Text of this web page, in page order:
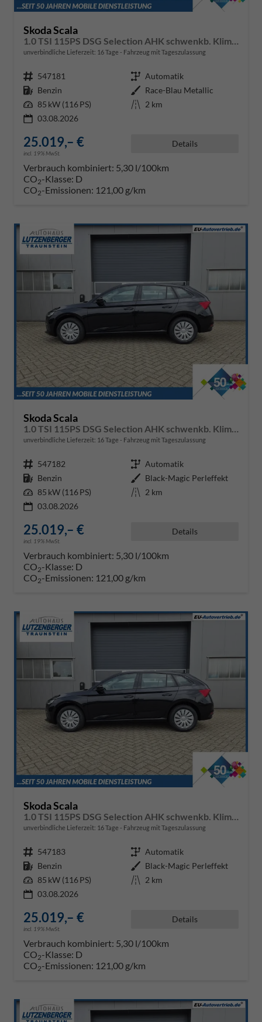
Skoda Scala
unverbindliche Lieferzeit: 16 Tage Fahrzeug mit Tageszulassung
Fahrzeugnr. 547181 Getriebe Automatik
Kraftstoff Benzin Außenfarbe Race-Blau Metallic
Leistung 85 kW (116 PS) Kilometerstand 2 km
03.08.2026
25.019,– €
incl. 19% MwSt.
Details
Verbrauch kombiniert: 5,30 l/100km
CO2-Klasse: D
CO2-Emissionen: 121,00 g/km
Skoda Scala
unverbindliche Lieferzeit: 16 Tage Fahrzeug mit Tageszulassung
Fahrzeugnr. 547182 Getriebe Automatik
Kraftstoff Benzin Außenfarbe Black-Magic Perleffekt
Leistung 85 kW (116 PS) Kilometerstand 2 km
03.08.2026
25.019,– €
incl. 19% MwSt.
Details
Verbrauch kombiniert: 5,30 l/100km
CO2-Klasse: D
CO2-Emissionen: 121,00 g/km
Skoda Scala
unverbindliche Lieferzeit: 16 Tage Fahrzeug mit Tageszulassung
Fahrzeugnr. 547183 Getriebe Automatik
Kraftstoff Benzin Außenfarbe Black-Magic Perleffekt
Leistung 85 kW (116 PS) Kilometerstand 2 km
03.08.2026
25.019,– €
incl. 19% MwSt.
Details
Verbrauch kombiniert: 5,30 l/100km
CO2-Klasse: D
CO2-Emissionen: 121,00 g/km